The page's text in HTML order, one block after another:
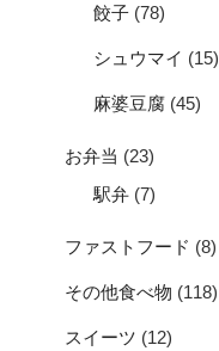
餃子 (78)
シュウマイ (15)
麻婆豆腐 (45)
お弁当 (23)
駅弁 (7)
ファストフード (8)
その他食べ物 (118)
スイーツ (12)